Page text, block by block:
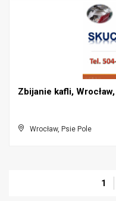
Zbijanie kafli,
Wrocław, Psie Pole
1